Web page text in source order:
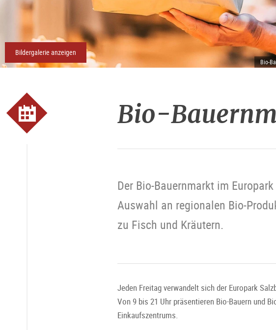
Bio-
Bildergalerie anzeigen
Bio-
Der Bio-Bauernmarkt im
Auswahl an regionalen Bio-
zu Fisch und Kräutern.
Jeden Freitag verwandelt sich der Europark
Von 9 bis 21 Uhr präsentieren Bio-Bauern und
Einkaufszentrums.